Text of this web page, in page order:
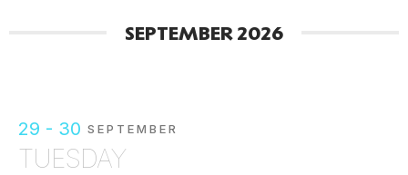
SEPTEMBER 2026
29 - 30 SEPTEMBER
TUESDAY